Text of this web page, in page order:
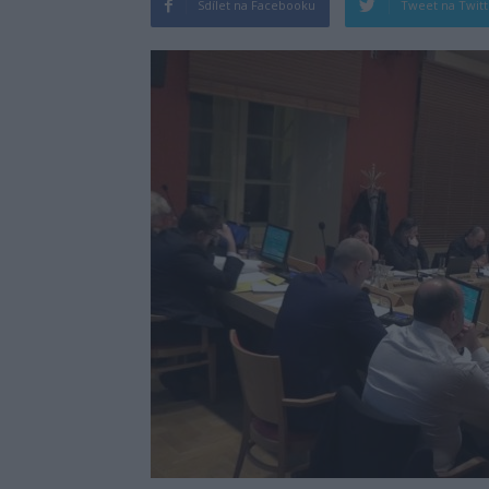
Sdílet na Facebooku Tweet na